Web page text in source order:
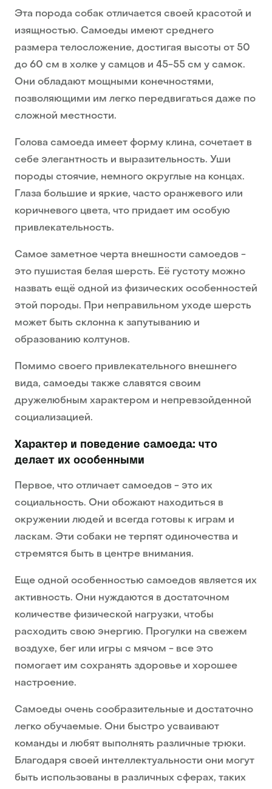
Эта порода собак отличается своей красотой и
изящностью. Самоеды имеют среднего
размера телосложение, достигая высоты от 50
до 60 см в холке у самцов и 45-55 см у самок.
Они обладают мощными конечностями,
позволяющими им легко передвигаться даже по
сложной местности.
Голова самоеда имеет форму клина, сочетает в
себе элегантность и выразительность. Уши
породы стоячие, немного округлые на концах.
Глаза большие и яркие, часто оранжевого или
коричневого цвета, что придает им особую
привлекательность.
Самое заметное черта внешности самоедов -
это пушистая белая шерсть. Её густоту можно
назвать ещё одной из физических особенностей
этой породы. При неправильном уходе шерсть
может быть склонна к запутыванию и
образованию колтунов.
Помимо своего привлекательного внешнего
вида, самоеды также славятся своим
дружелюбным характером и непревзойденной
социализацией.
Характер и поведение самоеда: что
делает их особенными
Первое, что отличает самоедов - это их
социальность. Они обожают находиться в
окружении людей и всегда готовы к играм и
ласкам. Эти собаки не терпят одиночества и
стремятся быть в центре внимания.
Еще одной особенностью самоедов является их
активность. Они нуждаются в достаточном
количестве физической нагрузки, чтобы
расходить свою энергию. Прогулки на свежем
воздухе, бег или игры с мячом - все это
помогает им сохранять здоровье и хорошее
настроение.
Самоеды очень сообразительные и достаточно
легко обучаемые. Они быстро усваивают
команды и любят выполнять различные трюки.
Благодаря своей интеллектуальности они могут
быть использованы в различных сферах, таких